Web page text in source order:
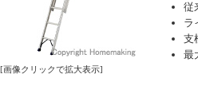
[画像クリックで拡大表示]
従
ラ
支
最